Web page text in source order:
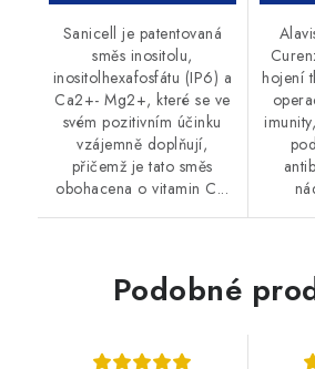
Sanicell je patentovaná
směs inositolu,
inositolhexafosfátu (IP6) a
Ca2+- Mg2+, které se ve
svém pozitivním účinku
vzájemně doplňují,
přičemž je tato směs
obohacena o vitamin C...
hojení
Podobné